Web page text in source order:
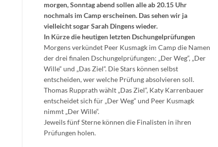
morgen, Sonntag abend sollen alle ab 20.15 Uhr
nochmals im Camp erscheinen. Das sehen wir ja
vielleicht sogar Sarah Dingens wieder.
In Kürze die heutigen letzten Dschungelprüfungen
Morgens verkündet Peer Kusmagk im Camp die Namen
der drei finalen Dschungelprüfungen: „Der Weg“, „Der
Wille“ und „Das Ziel“. Die Stars können selbst
entscheiden, wer welche Prüfung absolvieren soll.
Thomas Rupprath wählt „Das Ziel“, Katy Karrenbauer
entscheidet sich für „Der Weg“ und Peer Kusmagk
nimmt „Der Wille“.
Jeweils fünf Sterne können die Finalisten in ihren
Prüfungen holen.